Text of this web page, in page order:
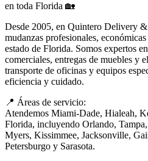
en toda Florida 🏡
Desde 2005, en Quintero Delivery
mudanzas profesionales,
estado de Florida. Somos expertos
comerciales, entregas de muebles y
transporte de oficinas y equipos
eficiencia y cuidado.
📍 Áreas de servicio:
Atendemos Miami-Dade, Hialeah,
Florida, incluyendo Orlando,
Myers, Kissimmee, Jacksonville,
Petersburgo y Sarasota.